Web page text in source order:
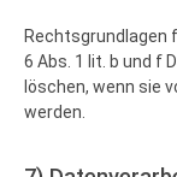
Rechtsgrundlagen
6 Abs. 1 lit. b und f
löschen, wenn sie
werden.